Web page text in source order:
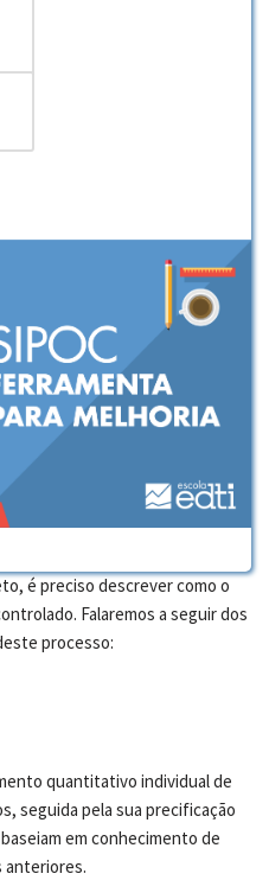
é preciso descrever como o
Falaremos a seguir dos
processo:
quantitativo individual de
seguida pela sua precificação
em conhecimento de
anteriores.